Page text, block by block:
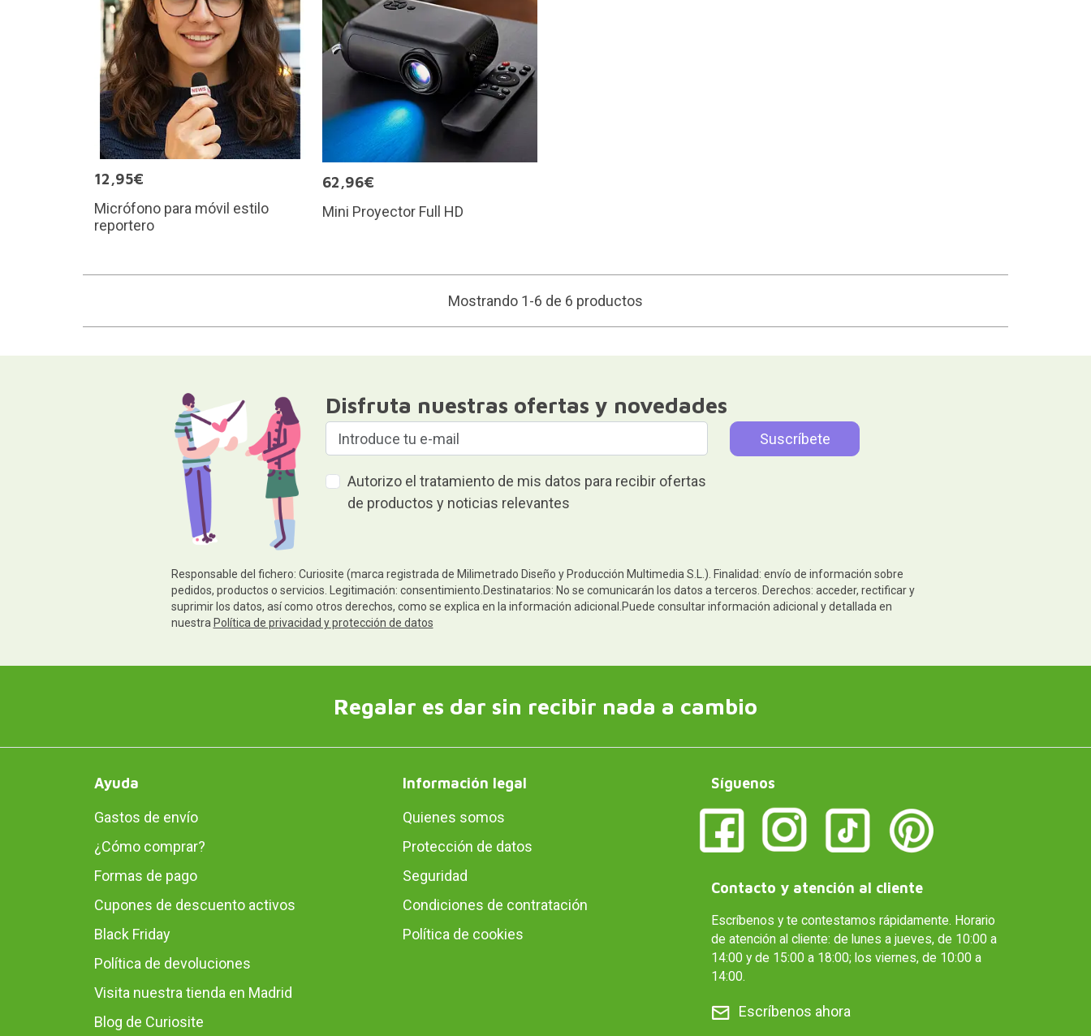
12,95€
Micrófono para móvil estilo
reportero
62,96€
Mini Proyector Full HD
Mostrando 1-6 de 6 productos
Disfruta nuestras ofertas y novedades
Autorizo el tratamiento de mis datos para recibir ofertas
de productos y noticias relevantes
Responsable del fichero: Curiosite (marca registrada de Milimetrado Diseño y Producción Multimedia S.L.). Finalidad: envío de información sobre
pedidos, productos o servicios. Legitimación: consentimiento.Destinatarios: No se comunicarán los datos a terceros. Derechos: acceder, rectificar y
suprimir los datos, así como otros derechos, como se explica en la información adicional.Puede consultar información adicional y detallada en
nuestra Política de privacidad y protección de datos
Regalar es dar sin recibir nada a cambio
Ayuda
Gastos de envío
¿Cómo comprar?
Formas de pago
Cupones de descuento activos
Black Friday
Política de devoluciones
Visita nuestra tienda en Madrid
Blog de Curiosite
Información legal
Quienes somos
Protección de datos
Seguridad
Condiciones de contratación
Política de cookies
Síguenos
Contacto y atención al cliente
Escríbenos y te contestamos rápidamente. Horario
de atención al cliente: de lunes a jueves, de 10:00 a
14:00 y de 15:00 a 18:00; los viernes, de 10:00 a
14:00.
Escríbenos ahora